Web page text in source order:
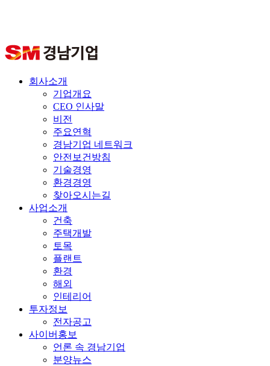
회사소개
기업개요
CEO 인사말
비전
주요연혁
경남기업 네트워크
안전보건방침
기술경영
환경경영
찾아오시는길
사업소개
건축
주택개발
토목
플랜트
환경
해외
인테리어
투자정보
전자공고
사이버홍보
언론 속 경남기업
분양뉴스